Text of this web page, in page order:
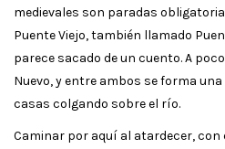
medievales son paradas
Puente Viejo, también llamado
parece sacado de un cuento. A
Nuevo, y entre ambos se forma
casas colgando sobre el río.
Caminar por aquí al atardecer, con